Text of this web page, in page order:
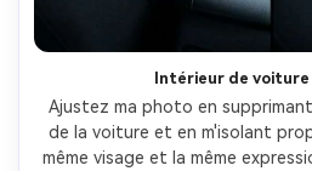
Intérieur de voiture
Ajustez ma photo en
de la voiture et en m'isolant
même visage et la même
Créez des
à l’infini.
Créer